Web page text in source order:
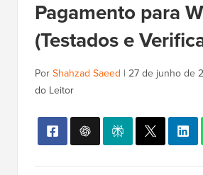
Pagamento para
(Testados e
PorShahzad Saeed | 27 de junho de
do Leitor